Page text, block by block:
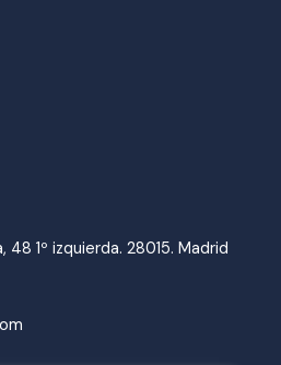
1º izquierda. 28015. Madrid